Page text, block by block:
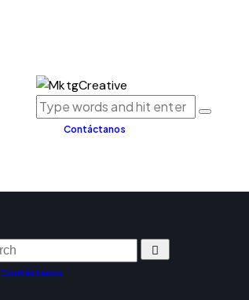
Contáctanos
Contáctanos